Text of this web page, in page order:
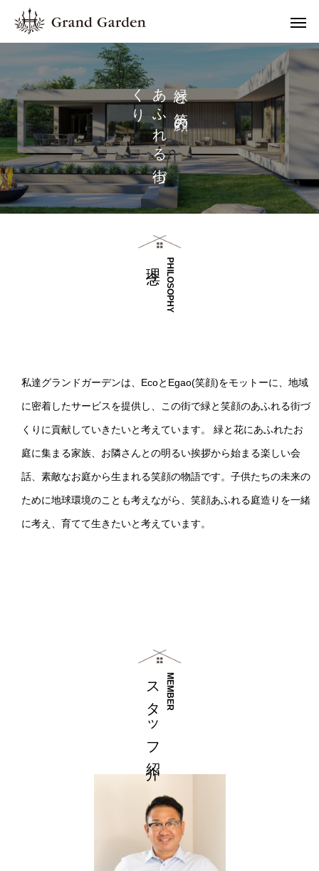
と
の
あ
ふ
れ
る
づ
く
り
PHILOSOPHY
私達グランドガーデンは、EcoとEgao(笑顔)をモットーに、地域
に密着したサービスを提供し、この街で緑と笑顔のあふれる街づ
くりに貢献していきたいと考えています。 緑と花にあふれたお
庭に集まる家族、お隣さんとの明るい挨拶から始まる楽しい会
話、素敵なお庭から生まれる笑顔の物語です。子供たちの未来の
ために地球環境のことも考えながら、笑顔あふれる庭造りを一緒
に考え、育てて生きたいと考えています。
MEMBER
ス タ ッ フ 紹 介